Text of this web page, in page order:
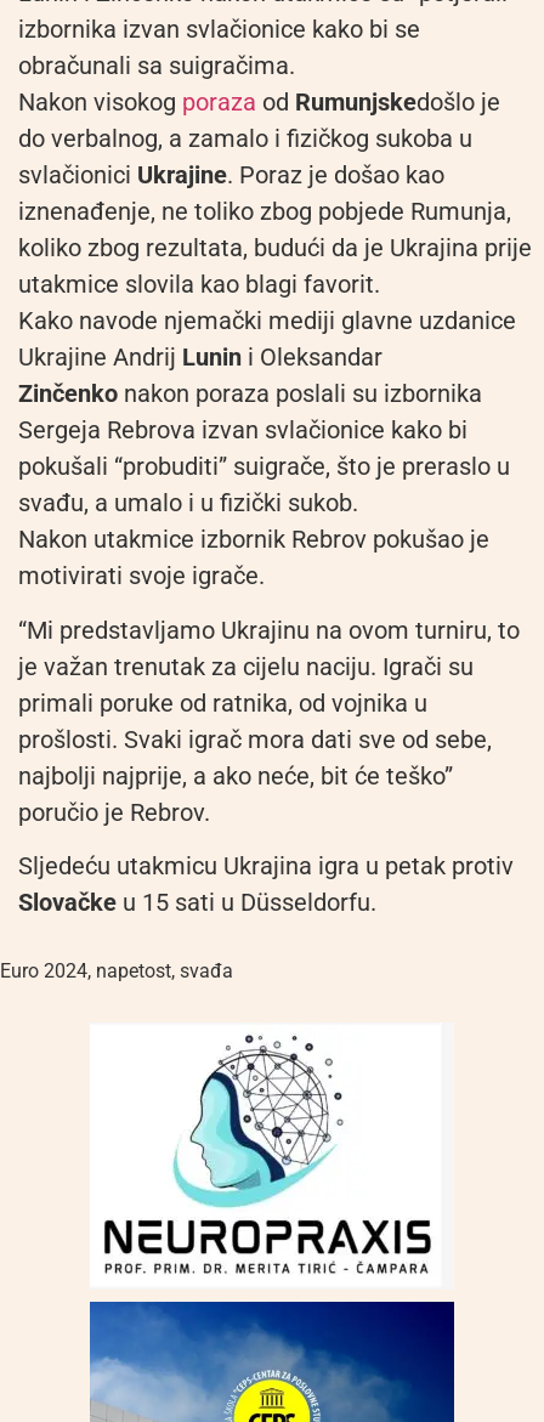
izbornika izvan svlačionice kako bi se
obračunali sa suigračima.
Nakon visokog poraza od Rumunjskedošlo je
do verbalnog, a zamalo i fizičkog sukoba u
svlačionici Ukrajine. Poraz je došao kao
iznenađenje, ne toliko zbog pobjede Rumunja,
koliko zbog rezultata, budući da je Ukrajina prije
utakmice slovila kao blagi favorit.
Kako navode njemački mediji glavne uzdanice
Ukrajine Andrij Lunin i Oleksandar
Zinčenko nakon poraza poslali su izbornika
Sergeja Rebrova izvan svlačionice kako bi
pokušali “probuditi” suigrače, što je preraslo u
svađu, a umalo i u fizički sukob.
Nakon utakmice izbornik Rebrov pokušao je
motivirati svoje igrače.
“Mi predstavljamo Ukrajinu na ovom turniru, to
je važan trenutak za cijelu naciju. Igrači su
primali poruke od ratnika, od vojnika u
prošlosti. Svaki igrač mora dati sve od sebe,
najbolji najprije, a ako neće, bit će teško”
poručio je Rebrov.
Sljedeću utakmicu Ukrajina igra u petak protiv
Slovačke u 15 sati u Düsseldorfu.
Euro 2024, napetost, svađa